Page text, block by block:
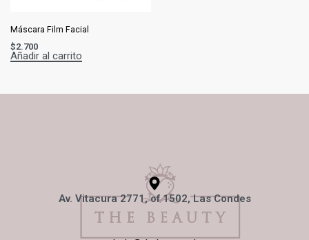
Máscara Film Facial
$2.700
Añadir al carrito
Av. Vitacura 2771, of 1502, Las Condes